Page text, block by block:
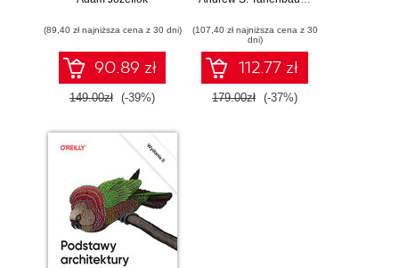
(89,40 zł najniższa cena z 30 dni)
90.89 zł
149.00zł (-39%)
(107,40 zł najniższa cena z 30
dni)
112.77 zł
179.00zł (-37%)